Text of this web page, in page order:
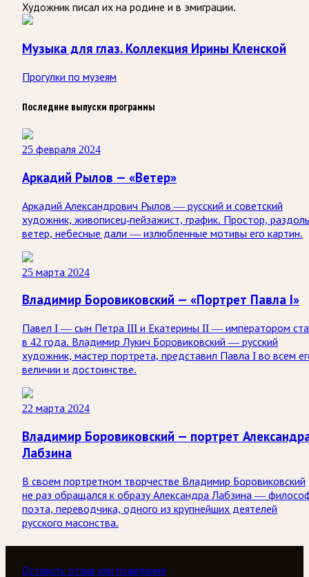
Художник писал их на родине и в эмиграции.
Музыка для глаз. Коллекция Ирины Кленской
Прогулки по музеям
Последние выпуски программы
25 февраля 2024
Аркадий Рылов — «Ветер»
Аркадий Александрович Рылов — русский и советский
художник, живописец-пейзажист, график. Простор,
ветер, небесные дали — излюбленные мотивы его картин.
25 марта 2024
Владимир Боровиковский — «Портрет Павла I»
Павел I — сын Петра III и Екатерины II — императором
в 42 года. Владимир Лукич Боровиковский — русский
художник, мастер портрета, представил Павла I во всем
величии и достоинстве.
22 марта 2024
Владимир Боровиковский — портрет
Лабзина
В своем портретном творчестве Владимир Боровиковский
не раз обращался к образу Александра Лабзина —
поэта, переводчика, одного из крупнейших деятелей
русского масонства.
Оставить отзыв или пожелание